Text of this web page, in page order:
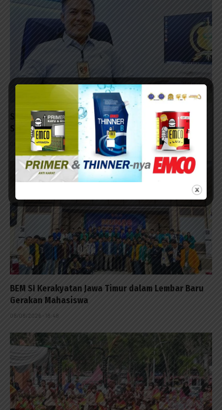
Satreskrim Polres Sampang Bekuk Dua Pencuri
Sepeda Motor di Desa Bajrasokah
08/08/2026 - 21:48
BEM SI Kerakyatan Jawa Timur dalam Lembar Baru
Gerakan Mahasiswa
08/08/2026 - 18:48